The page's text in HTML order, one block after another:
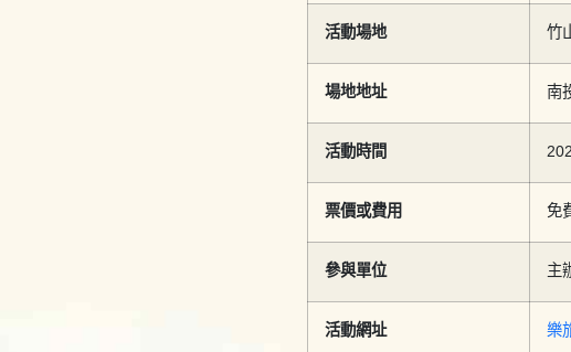
活動場地 竹
場地地址 南
活動時間
票價或費用 免
參與單位 主
活動網址 樂